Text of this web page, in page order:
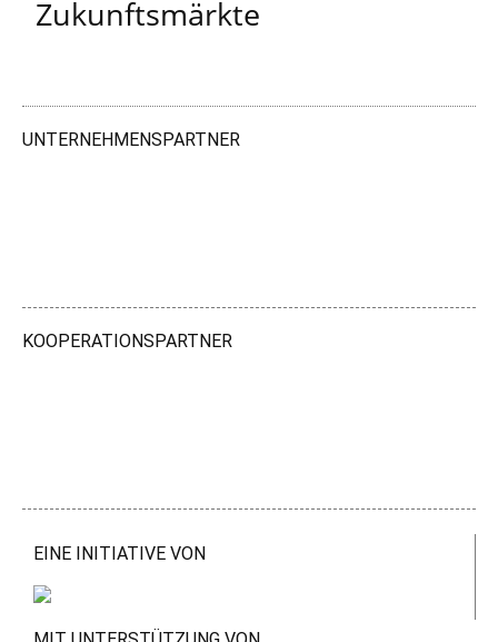
Zukunftsmärkte
UNTERNEHMENSPARTNER
KOOPERATIONSPARTNER
EINE INITIATIVE VON